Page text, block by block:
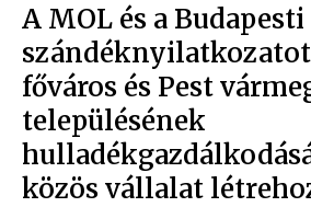
A MOL és a
főváros és Pest
településének
közös vállalat